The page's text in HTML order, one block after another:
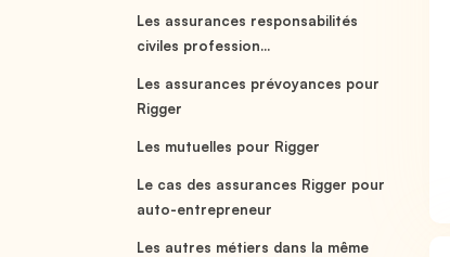
Les assurances responsabilités
civiles profession...
Les assurances prévoyances pour
Rigger
Les mutuelles pour Rigger
Le cas des assurances Rigger pour
auto-entrepreneur
Les autres métiers dans la même